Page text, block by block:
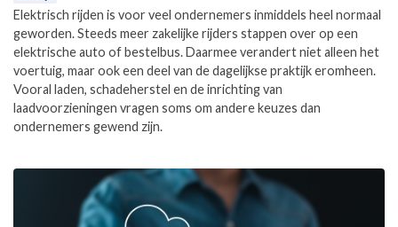
Elektrisch rijden is voor veel ondernemers inmiddels heel normaal
geworden. Steeds meer zakelijke rijders stappen over op een
elektrische auto of bestelbus. Daarmee verandert niet alleen het
voertuig, maar ook een deel van de dagelijkse praktijk eromheen.
Vooral laden, schadeherstel en de inrichting van
laadvoorzieningen vragen soms om andere keuzes dan
ondernemers gewend zijn.